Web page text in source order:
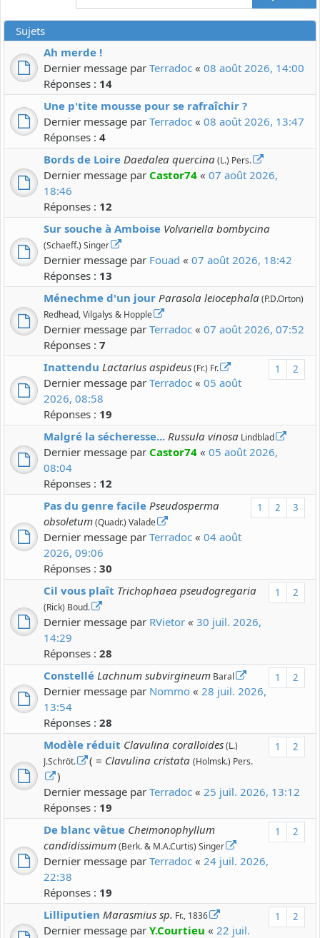
Sujets
Ah merde !
Dernier message par Terradoc « 08 août 2026, 14:00
Réponses : 14
Une p'tite mousse pour se rafraîchir ?
Dernier message par Terradoc « 08 août 2026, 13:47
Réponses : 4
Bords de Loire Daedalea quercina(L.) Pers.
Dernier message par Castor74 « 07 août 2026,
18:46
Réponses : 12
Sur souche à Amboise Volvariella bombycina
(Schaeff.) Singer
Dernier message par Fouad « 07 août 2026, 18:42
Réponses : 13
Ménechme d'un jour Parasola leiocephala(P.D.Orton)
Redhead, Vilgalys & Hopple
Dernier message par Terradoc « 07 août 2026, 07:52
Réponses : 7
1 2
Inattendu Lactarius aspideus(Fr.) Fr.
Dernier message par Terradoc « 05 août
2026, 08:58
Réponses : 19
Malgré la sécheresse... Russula vinosa Lindblad
Dernier message par Castor74 « 05 août 2026,
08:04
Réponses : 12
1 2 3
Pas du genre facile Pseudosperma
obsoletum(Quadr.) Valade
Dernier message par Terradoc « 04 août
2026, 09:06
Réponses : 30
1 2
Cil vous plaît Trichophaea pseudogregaria
(Rick) Boud.
Dernier message par RVietor « 30 juil. 2026,
14:29
Réponses : 28
1 2
Constellé Lachnum subvirgineum Baral
Dernier message par Nommo « 28 juil. 2026,
13:54
Réponses : 28
1 2
Modèle réduit Clavulina coralloides(L.)
J.Schröt.
( = Clavulina cristata (Holmsk.) Pers.
)
Dernier message par Terradoc « 25 juil. 2026, 13:12
Réponses : 19
1 2
De blanc vêtue Cheimonophyllum
candidissimum(Berk. & M.A.Curtis) Singer
Dernier message par Terradoc « 24 juil. 2026,
22:38
Réponses : 19
1 2
Lilliputien Marasmius sp. Fr., 1836
Dernier message par Y.Courtieu « 22 juil.